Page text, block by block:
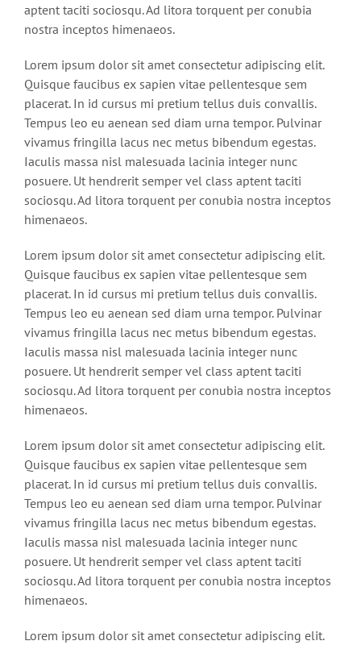
aptent taciti sociosqu. Ad litora torquent per conubia
nostra inceptos himenaeos.
Lorem ipsum dolor sit amet consectetur adipiscing elit.
Quisque faucibus ex sapien vitae pellentesque sem
placerat. In id cursus mi pretium tellus duis convallis.
Tempus leo eu aenean sed diam urna tempor. Pulvinar
vivamus fringilla lacus nec metus bibendum egestas.
Iaculis massa nisl malesuada lacinia integer nunc
posuere. Ut hendrerit semper vel class aptent taciti
sociosqu. Ad litora torquent per conubia nostra inceptos
himenaeos.
Lorem ipsum dolor sit amet consectetur adipiscing elit.
Quisque faucibus ex sapien vitae pellentesque sem
placerat. In id cursus mi pretium tellus duis convallis.
Tempus leo eu aenean sed diam urna tempor. Pulvinar
vivamus fringilla lacus nec metus bibendum egestas.
Iaculis massa nisl malesuada lacinia integer nunc
posuere. Ut hendrerit semper vel class aptent taciti
sociosqu. Ad litora torquent per conubia nostra inceptos
himenaeos.
Lorem ipsum dolor sit amet consectetur adipiscing elit.
Quisque faucibus ex sapien vitae pellentesque sem
placerat. In id cursus mi pretium tellus duis convallis.
Tempus leo eu aenean sed diam urna tempor. Pulvinar
vivamus fringilla lacus nec metus bibendum egestas.
Iaculis massa nisl malesuada lacinia integer nunc
posuere. Ut hendrerit semper vel class aptent taciti
sociosqu. Ad litora torquent per conubia nostra inceptos
himenaeos.
Lorem ipsum dolor sit amet consectetur adipiscing elit.